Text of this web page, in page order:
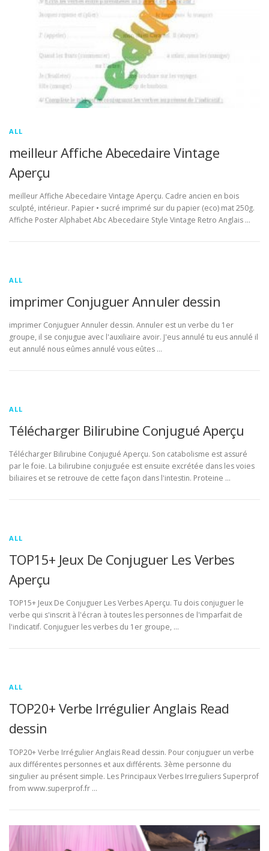
ALL
meilleur Affiche Abecedaire Vintage
Aperçu
meilleur Affiche Abecedaire Vintage Aperçu. Cadre ancien en bois
sculpté, intérieur. Papier • sucré imprimé sur du papier (eco) mat 250g.
Affiche Poster Alphabet Abc Abecedaire Style Vintage Retro Anglais …
ALL
imprimer Conjuguer Annuler dessin
imprimer Conjuguer Annuler dessin. Annuler est un verbe du 1er
groupe, il se conjugue avec l'auxiliaire avoir. J'eus annulé tu eus annulé il
eut annulé nous eûmes annulé vous eûtes …
ALL
Télécharger Bilirubine Conjugué Aperçu
Télécharger Bilirubine Conjugué Aperçu. Son catabolisme est assuré
par le foie. La bilirubine conjuguée est ensuite excrétée dans les voies
biliaires et se retrouve de cette façon dans l'intestin. Proteine …
ALL
TOP15+ Jeux De Conjuguer Les Verbes
Aperçu
TOP15+ Jeux De Conjuguer Les Verbes Aperçu. Tu dois conjuguer le
verbe qui s'inscrit à l'écran à toutes les personnes de l'imparfait de
l'indicatif. Conjuguer les verbes du 1er groupe, …
ALL
TOP20+ Verbe Irrégulier Anglais Read
dessin
TOP20+ Verbe Irrégulier Anglais Read dessin. Pour conjuguer un verbe
aux différentes personnes et aux différents. 3ème personne du
singulier au présent simple. Les Principaux Verbes Irreguliers Superprof
from www.superprof.fr …